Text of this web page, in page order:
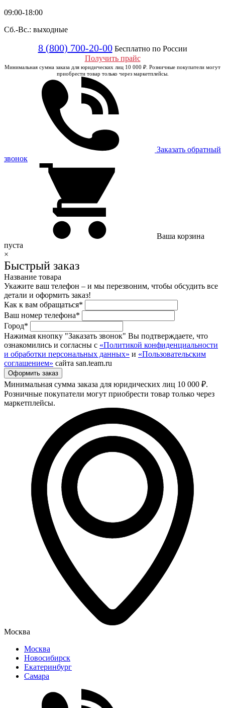
09:00-18:00
Сб.-Вс.: выходные
8 (800) 700-20-00 Бесплатно по России
Получить прайс
Минимальная сумма заказа для юридических лиц 10 000 ₽. Розничные покупатели могут
приобрести товар только через маркетплейсы.
Заказать обратный
звонок
Ваша корзина
пуста
×
Быстрый заказ
Название товара
Укажите ваш телефон – и мы перезвоним, чтобы обсудить все
детали и оформить заказ!
Как к вам обращаться*
Ваш номер телефона*
Город*
Нажимая кнопку "Заказать звонок" Вы подтверждаете, что
ознакомились и согласны с «Политикой конфиденциальности
и обработки персональных данных» и «Пользовательским
соглашением» сайта san.team.ru
Минимальная сумма заказа для юридических лиц 10 000 ₽.
Розничные покупатели могут приобрести товар только через
маркетплейсы.
Москва
Москва
Новосибирск
Екатеринбург
Самара